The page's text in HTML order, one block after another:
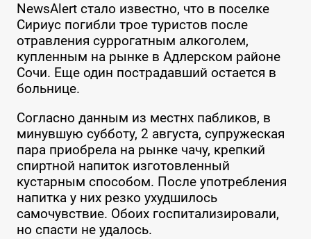
NewsAlert стало известно, что в поселке
Сириус погибли трое туристов после
отравления суррогатным алкоголем,
купленным на рынке в Адлерском районе
Сочи. Еще один пострадавший остается в
больнице.
Согласно данным из местнх пабликов, в
минувшую субботу, 2 августа, супружеская
пара приобрела на рынке чачу, крепкий
спиртной напиток изготовленный
кустарным способом. После употребления
напитка у них резко ухудшилось
самочувствие. Обоих госпитализировали,
но спасти не удалось.